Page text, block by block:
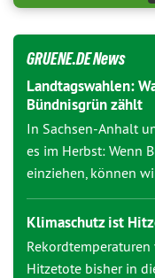
GRUENE.DE News
Landtagswahlen:
Bündnisgrün zählt
In Sachsen-Anhalt
es im Herbst: Wenn
einziehen, können
Klimaschutz ist
Hitzetote bisher in